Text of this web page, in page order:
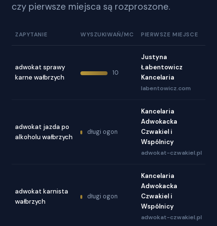
czy pierwsze miejsca są rozproszone.
ZAPYTANIE WYSZUKIWAŃ/MC PIERWSZE MIEJSCE
adwokat sprawy
karne wałbrzych
10
Justyna
Łabentowicz
Kancelaria
labentowicz.com
adwokat jazda po
alkoholu wałbrzych
długi ogon
Kancelaria
Adwokacka
Czwakiel i
Wspólnicy
adwokat-czwakiel.pl
adwokat karnista
wałbrzych
długi ogon
Kancelaria
Adwokacka
Czwakiel i
Wspólnicy
adwokat-czwakiel.pl